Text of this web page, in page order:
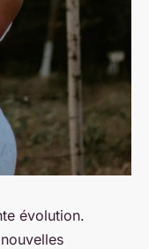
évolution.